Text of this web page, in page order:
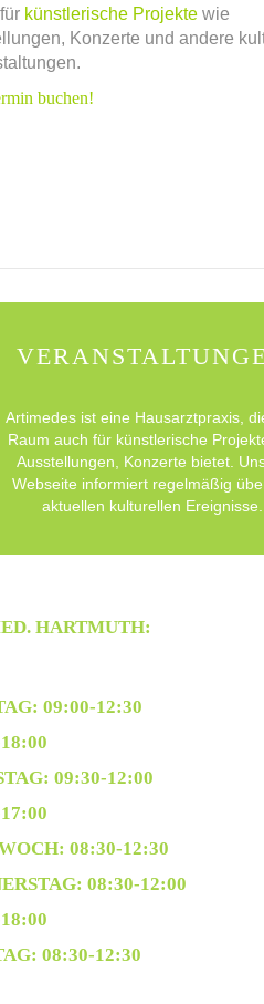
künstlerische Projekte wie
Konzerte und andere
buchen!
Artimedes ist eine Hausarztpraxis,
Raum auch für künstlerische
Ausstellungen, Konzerte bietet.
Webseite informiert regelmäßig
aktuellen kulturellen Ereignisse.
HARTMUTH:
09:00-12:30
09:30-12:00
08:30-12:30
08:30-12:00
08:30-12:30